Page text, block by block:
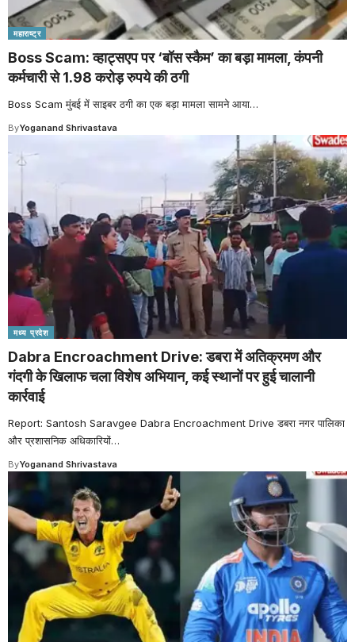
महाराष्ट्र
Boss Scam: व्हाट्सएप पर ‘बॉस स्कैम’ का बड़ा मामला, कंपनी
कर्मचारी से 1.98 करोड़ रुपये की ठगी
Boss Scam मुंबई में साइबर ठगी का एक बड़ा मामला सामने आया…
ByYoganand Shrivastava
मध्य प्रदेश
Dabra Encroachment Drive: डबरा में अतिक्रमण और
गंदगी के खिलाफ चला विशेष अभियान, कई स्थानों पर हुई चालानी
कार्रवाई
Report: Santosh Saravgee Dabra Encroachment Drive डबरा नगर पालिका
और प्रशासनिक अधिकारियों…
ByYoganand Shrivastava